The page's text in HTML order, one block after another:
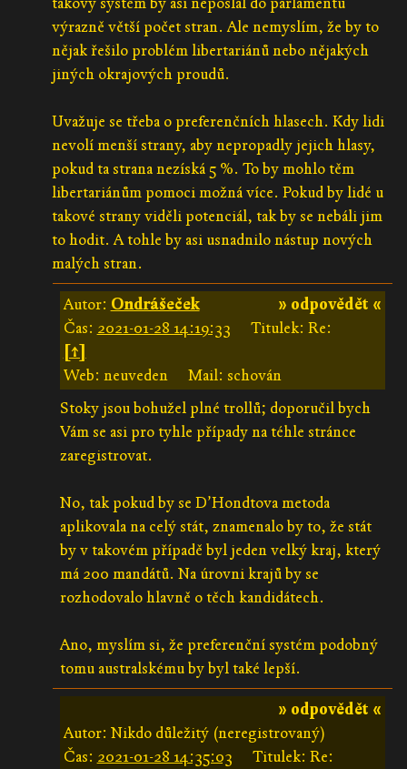
výrazně větší počet stran. Ale nemyslím, že by to
nějak řešilo problém libertariánů nebo nějakých
jiných okrajových proudů.
Uvažuje se třeba o preferenčních hlasech. Kdy lidi
nevolí menší strany, aby nepropadly jejich hlasy,
pokud ta strana nezíská 5 %. To by mohlo těm
libertariánům pomoci možná více. Pokud by lidé u
takové strany viděli potenciál, tak by se nebáli jim
to hodit. A tohle by asi usnadnilo nástup nových
malých stran.
» odpovědět «
Autor: Ondrášeček
Čas: 2021-01-28 14:19:33
Titulek: Re:
[↑]
Web: neuveden
Mail: schován
Stoky jsou bohužel plné trollů; doporučil bych
Vám se asi pro tyhle případy na téhle stránce
zaregistrovat.
No, tak pokud by se D’Hondtova metoda
aplikovala na celý stát, znamenalo by to, že stát
by v takovém případě byl jeden velký kraj, který
má 200 mandátů. Na úrovni krajů by se
rozhodovalo hlavně o těch kandidátech.
Ano, myslím si, že preferenční systém podobný
tomu australskému by byl také lepší.
» odpovědět «
Autor: Nikdo důležitý (neregistrovaný)
Čas: 2021-01-28 14:35:03
Titulek: Re: